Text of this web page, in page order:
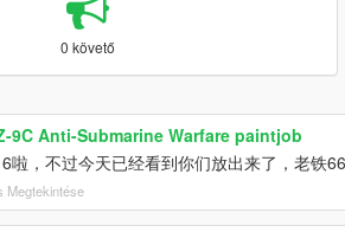
0 követő
9C Anti-Submarine Warfare paintjob
啦，不过今天已经看到你们放出来了，老铁
Megtekintése